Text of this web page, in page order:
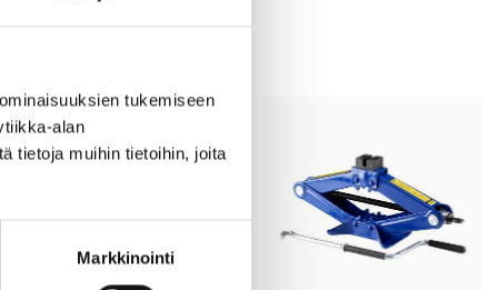
tukemiseen
alan
tietoja muihin tietoihin, joita
Markkinointi